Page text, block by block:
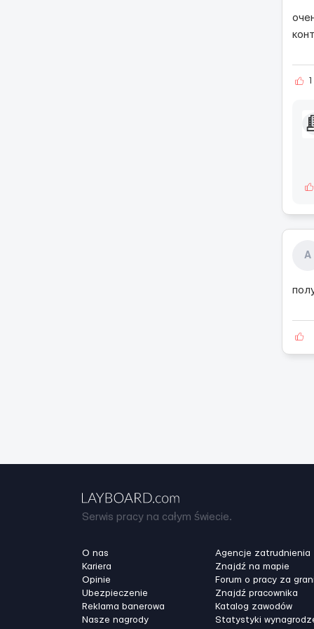
1
А
Serwis pracy na całym świecie.
O nas
Kariera
Opinie
Ubezpieczenie
Reklama banerowa
Nasze nagrody
Agencje zatrudnienia
Znajdź na mapie
Forum o pracy za
Znajdź pracownika
Katalog zawodów
Statystyki